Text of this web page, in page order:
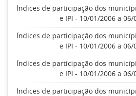
Índices de participação dos
e IPI - 10/01/2006 a 06/
Índices de participação dos
e IPI - 10/01/2006 a 06/
Índices de participação dos
e IPI - 10/01/2006 a 06/
Índices de participação dos